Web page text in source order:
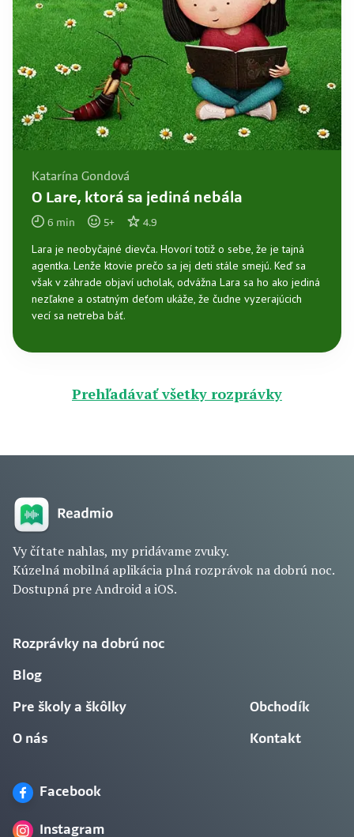
Katarína Gondová
O Lare, ktorá sa jediná nebála
6 min 5+ 4.9
Lara je neobyčajné dievča. Hovorí totiž o sebe, že je tajná
agentka. Lenže ktovie prečo sa jej deti stále smejú. Keď sa
však v záhrade objaví ucholak, odvážna Lara sa ho ako jediná
nezľakne a ostatným deťom ukáže, že čudne vyzerajúcich
vecí sa netreba báť.
Prehľadávať všetky rozprávky
Vy čítate nahlas, my pridávame zvuky.
Kúzelná mobilná aplikácia plná rozprávok na dobrú noc.
Dostupná pre Android a iOS.
Rozprávky na dobrú noc
Blog
Pre školy a škôlky
O nás
Obchodík
Kontakt
Facebook
Instagram